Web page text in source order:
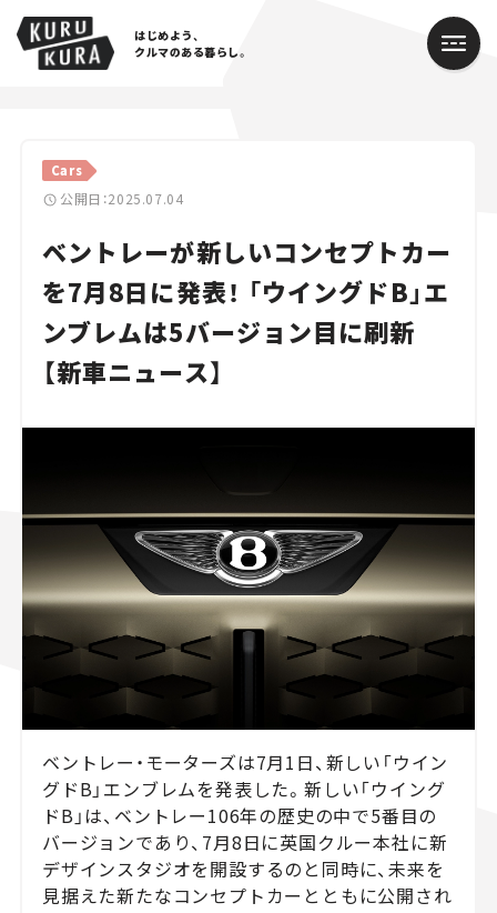
はじめよう、
クルマのある暮らし。
Cars
公開日：2025.07.04
ベントレーが新しいコンセプトカー
を7月8日に発表！ 「ウイングドB」エ
ンブレムは5バージョン目に刷新
【新車ニュース】
ベントレー・モーターズは7月1日、新しい「ウイン
グドB」エンブレムを発表した。新しい「ウイング
ドB」は、ベントレー106年の歴史の中で5番目の
バージョンであり、7月8日に英国クルー本社に新
デザインスタジオを開設するのと同時に、未来を
見据えた新たなコンセプトカーとともに公開され
Cars
Lifestyle
Traffic
Special
スズキ ジムニー｜Suzuki Jimny
スズキ｜Suzuki
マツダ｜Mazda
マツダ ロードスター｜Mazda Roadster